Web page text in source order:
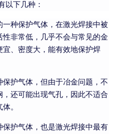
以下几种：
一种保护气体，在激光焊接中被
非常低，几乎不会与常见的金
宜、密度大，能有效地保护焊
保护气体，但由于冶金问题，不
还可能出现气孔，因此不适合
。
保护气体，也是激光焊接中最有